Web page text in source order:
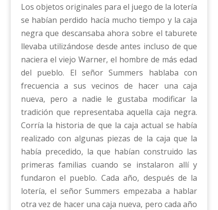
Los objetos originales para el juego de la lotería
se habían perdido hacía mucho tiempo y la caja
negra que descansaba ahora sobre el taburete
llevaba utilizándose desde antes incluso de que
naciera el viejo Warner, el hombre de más edad
del pueblo. El señor Summers hablaba con
frecuencia a sus vecinos de hacer una caja
nueva, pero a nadie le gustaba modificar la
tradición que representaba aquella caja negra.
Corría la historia de que la caja actual se había
realizado con algunas piezas de la caja que la
había precedido, la que habían construido las
primeras familias cuando se instalaron allí y
fundaron el pueblo. Cada año, después de la
lotería, el señor Summers empezaba a hablar
otra vez de hacer una caja nueva, pero cada año